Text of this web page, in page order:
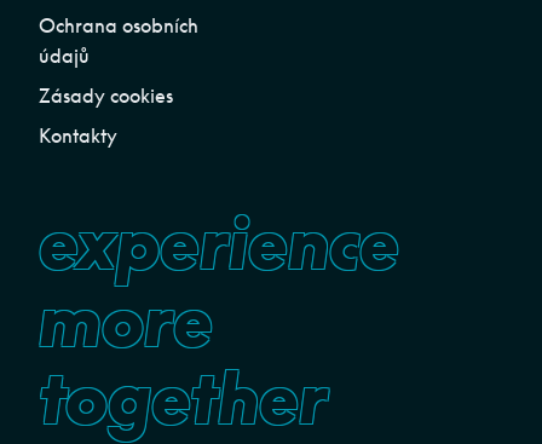
Ochrana osobních
údajů
Zásady cookies
Kontakty
experience
more
together